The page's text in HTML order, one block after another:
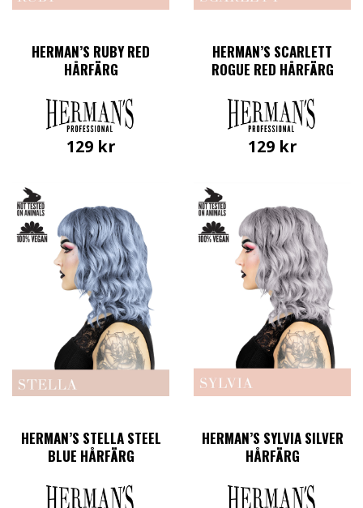
HERMAN’S RUBY RED
HÅRFÄRG
129 kr
HERMAN’S SCARLETT
ROGUE RED HÅRFÄRG
129 kr
HERMAN’S STELLA STEEL
BLUE HÅRFÄRG
HERMAN’S SYLVIA SILVER
HÅRFÄRG